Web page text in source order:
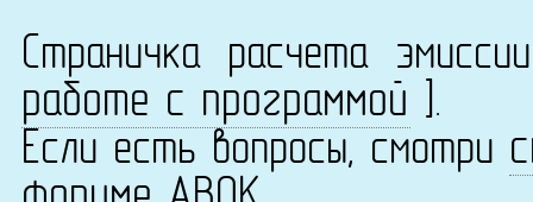
Страничка расчета
работе с программой ].
Если есть вопросы, смотри